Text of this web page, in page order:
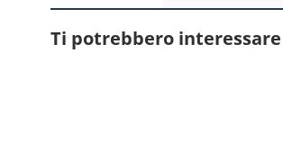
Ti potrebbero